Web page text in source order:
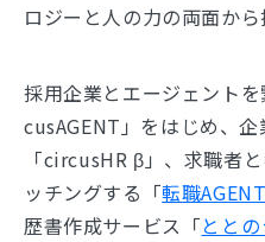
ロジーと人の力の両面から
採用企業とエージェント
cusAGENT」をはじめ、
「circusHR β」、求職者
ッチングする「転職
歴書作成サービス「とと